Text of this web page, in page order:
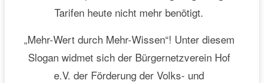
Tarifen heute nicht mehr benötigt.
„Mehr-Wert durch Mehr-Wissen“! Unter diesem
Slogan widmet sich der Bürgernetzverein Hof
e.V. der Förderung der Volks- und